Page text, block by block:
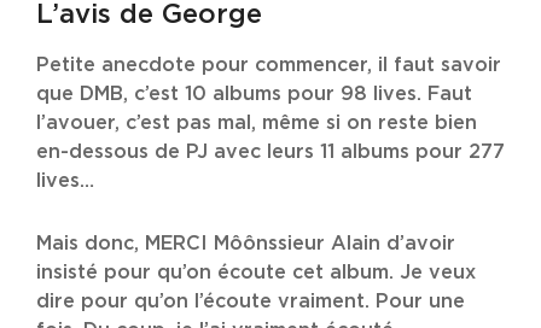
L’avis de George
Petite anecdote pour commencer, il faut savoir
que DMB, c’est 10 albums pour 98 lives. Faut
l’avouer, c’est pas mal, même si on reste bien
en-dessous de PJ avec leurs 11 albums pour 277
lives…
Mais donc, MERCI Môônssieur Alain d’avoir
insisté pour qu’on écoute cet album. Je veux
dire pour qu’on l’écoute vraiment. Pour une